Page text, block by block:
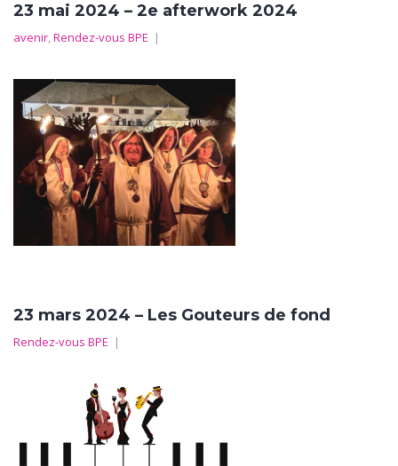
23 mai 2024 – 2e afterwork 2024
avenir, Rendez-vous BPE |
23 mars 2024 – Les Gouteurs de fond
Rendez-vous BPE |